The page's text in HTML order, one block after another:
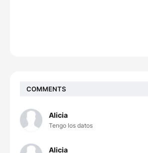
COMMENTS
Alicia
Tengo los datos
Alicia